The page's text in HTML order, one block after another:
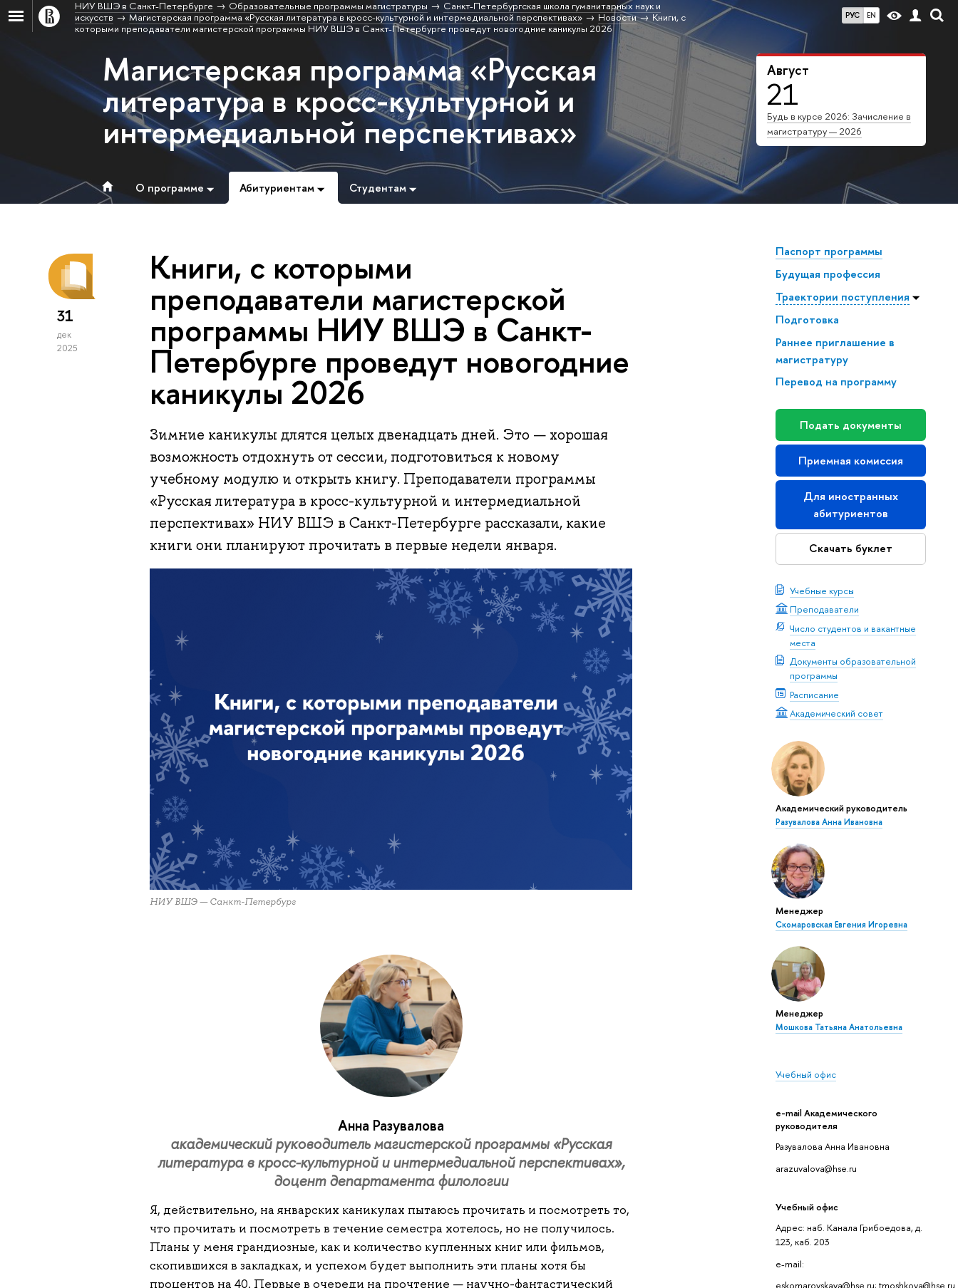
РУС EN
НИУ ВШЭ в Санкт-Петербурге Образовательные программы магистратуры
Санкт-Петербургская школа гуманитарных наук и
искусств
Магистерская программа «Русская литература в кросс-культурной и интермедиальной перспективах» Новости
Книги, с
которыми преподаватели магистерской программы НИУ ВШЭ в Санкт-Петербурге проведут новогодние каникулы 2026
Август
21
Будь в курсе 2026: Зачисление в
магистратуру — 2026
Магистерская программа «Русская
литература в кросс-культурной и
интермедиальной перспективах»
О программе Абитуриентам Студентам
Паспорт программы
Будущая профессия
Траектории поступления
Подготовка
Раннее приглашение в
магистратуру
Перевод на программу
Подать документы
Приемная комиссия
Для иностранных
абитуриентов
Скачать буклет
Учебные курсы
Преподаватели
Число студентов и вакантные
места
Документы образовательной
программы
Расписание
Академический совет
Академический руководитель
Разувалова Анна Ивановна
Менеджер
Скомаровская Евгения Игоревна
Менеджер
Мошкова Татьяна Анатольевна
Учебный офис
e-mail Академического
руководителя
Разувалова Анна Ивановна
arazuvalova@hse.ru
Учебный офис
Адрес: наб. Канала Грибоедова, д.
123, каб. 203
e-mail:
eskomarovskaya@hse.ru; tmoshkova@hse.ru
31
дек
2025
Книги, с которыми
преподаватели магистерской
программы НИУ ВШЭ в Санкт-
Петербурге проведут новогодние
каникулы 2026
Зимние каникулы длятся целых двенадцать дней. Это — хорошая
возможность отдохнуть от сессии, подготовиться к новому
учебному модулю и открыть книгу. Преподаватели программы
«Русская литература в кросс-культурной и интермедиальной
перспективах» НИУ ВШЭ в Санкт-Петербурге рассказали, какие
книги они планируют прочитать в первые недели января.
НИУ ВШЭ — Санкт-Петербург
Анна Разувалова
академический руководитель магистерской программы «Русская
литература в кросс-культурной и интермедиальной перспективах»,
доцент департамента филологии
Я, действительно, на январских каникулах пытаюсь прочитать и посмотреть то,
что прочитать и посмотреть в течение семестра хотелось, но не получилось.
Планы у меня грандиозные, как и количество купленных книг или фильмов,
скопившихся в закладках, и успехом будет выполнить эти планы хотя бы
процентов на 40. Первые в очереди на прочтение — научно-фантастический